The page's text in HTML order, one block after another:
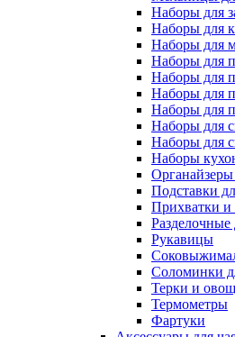
Наборы для
Наборы для
Наборы для
Наборы для
Наборы для
Наборы для
Наборы для
Наборы для
Наборы для
Наборы
Подставки
Прихватки
Разделочные
Рукавицы
Соломинки
Терки и
Термометры
Фартуки